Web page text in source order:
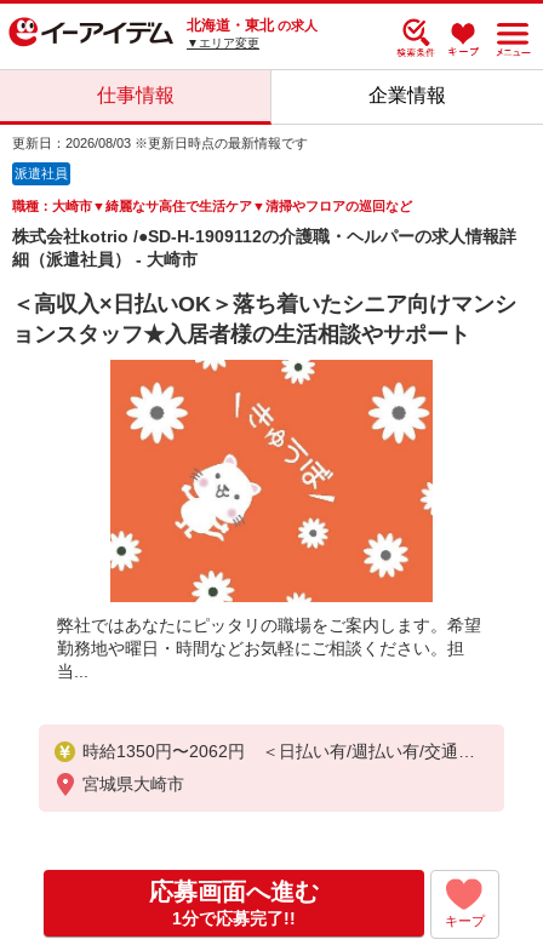
北海道・東北 の求人
▼エリア変更
仕事情報 企業情報
更新日：2026/08/03 ※更新日時点の最新情報です
派遣社員
職種：大崎市▼綺麗なサ高住で生活ケア▼清掃やフロアの巡回など
株式会社kotrio /●SD-H-1909112の介護職・ヘルパーの求人情報詳
細（派遣社員） - 大崎市
＜高収入×日払いOK＞落ち着いたシニア向けマンシ
ョンスタッフ★入居者様の生活相談やサポート
弊社ではあなたにピッタリの職場をご案内します。希望
勤務地や曜日・時間などお気軽にご相談ください。担
当...
時給1350円〜2062円 ＜日払い有/週払い有/交通費
全支給(ガソリン代含む)＞
宮城県大崎市
応募画面へ進む
1分で応募完了!! キープ